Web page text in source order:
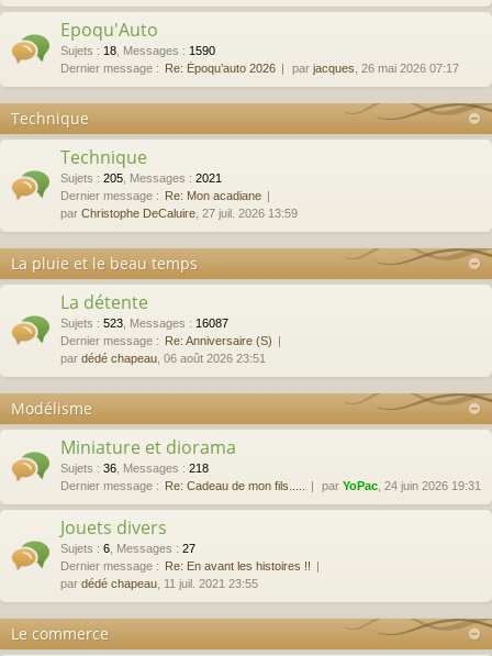
Epoqu'Auto
Sujets : 18 Messages : 1590
Dernier message : Re: Époqu’auto 2026 par jacques , 26 mai 2026 07:17
Technique
Technique
Sujets : 205 Messages : 2021
Dernier message : Re: Mon acadiane
par Christophe DeCaluire , 27 juil. 2026 13:59
La pluie et le beau temps
La détente
Sujets : 523 Messages : 16087
Dernier message : Re: Anniversaire (S)
par dédé chapeau , 06 août 2026 23:51
Modélisme
Miniature et diorama
Sujets : 36 Messages : 218
Dernier message : Re: Cadeau de mon fils..... par YoPac , 24 juin 2026 19:31
Jouets divers
Sujets : 6 Messages : 27
Dernier message : Re: En avant les histoires !!
par dédé chapeau , 11 juil. 2021 23:55
Le commerce